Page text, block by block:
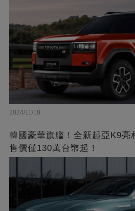
2024/11/18
韓國豪華旗艦！全新起亞K9亮
售價僅130萬台幣起！